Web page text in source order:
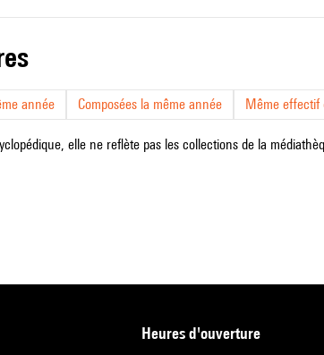
année Composées la même année Même effectif
elle ne reflète pas les collections de la
heures d'ouverture